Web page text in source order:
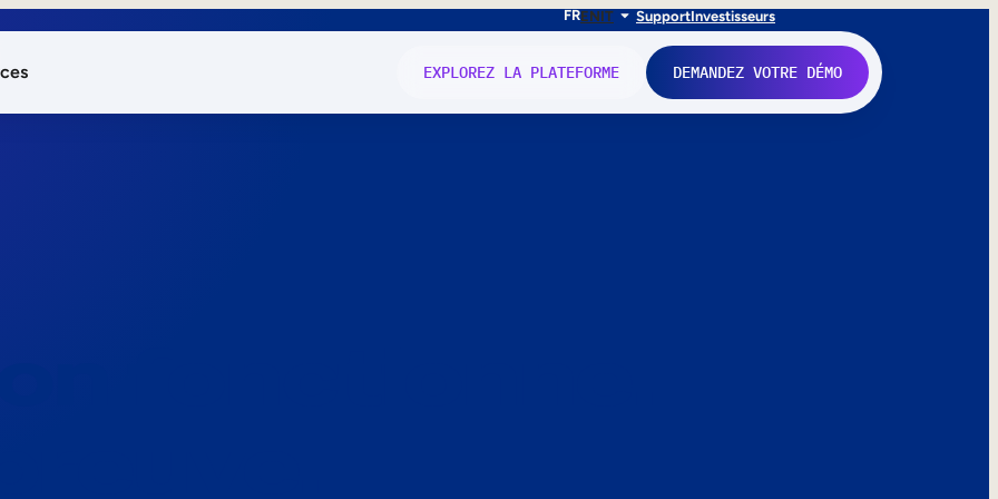
FRENIT SupportInvestisseurs
EXPLOREZ LA PLATEFORME DEMANDEZ VOTRE DÉMO